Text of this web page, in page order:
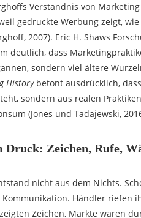
Verständnis von
gedruckte Werbung zeigt,
2007). Eric H. Shaws
deutlich, dass
sondern viel ältere
Historybetont ausdrücklich,
sondern aus realen
(Jones und Tadajewski,
Druck: Zeichen, Rufe,
nicht aus dem Nichts.
Händler riefen
Zeichen, Märkte waren